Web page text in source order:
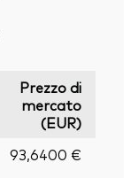
Prezzo di
mercato
(EUR)
93,6400 €